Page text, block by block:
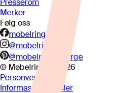
Merker
Følg oss
mobelringen.no
@mobelringen
@mobelringennorge
© Møbelringen
2026
Personvern
Informasjonskapsler